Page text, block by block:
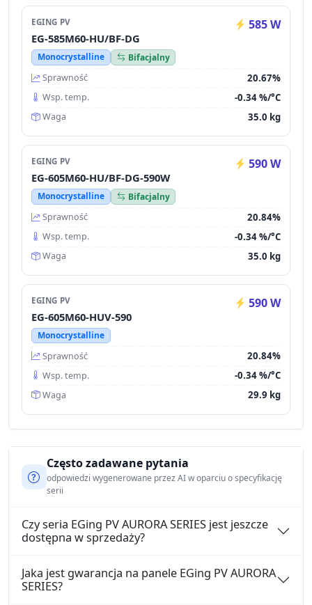
EGING PV 585 W
EG-585M60-HU/BF-DG
Monocrystalline
Bifacjalny
Sprawność
20.67%
Wsp. temp. -0.34 %/°C
Waga 35.0 kg
EGING PV 590 W
EG-605M60-HU/BF-DG-590W
Monocrystalline
Bifacjalny
Sprawność
20.84%
Wsp. temp. -0.34 %/°C
Waga 35.0 kg
EGING PV 590 W
EG-605M60-HUV-590
Monocrystalline
Sprawność
20.84%
Wsp. temp. -0.34 %/°C
Waga 29.9 kg
Często zadawane pytania
odpowiedzi wygenerowane przez AI w oparciu o specyfikację
serii
Czy seria EGing PV AURORA SERIES jest jeszcze
dostępna w sprzedaży?
Jaka jest gwarancja na panele EGing PV AURORA
SERIES?